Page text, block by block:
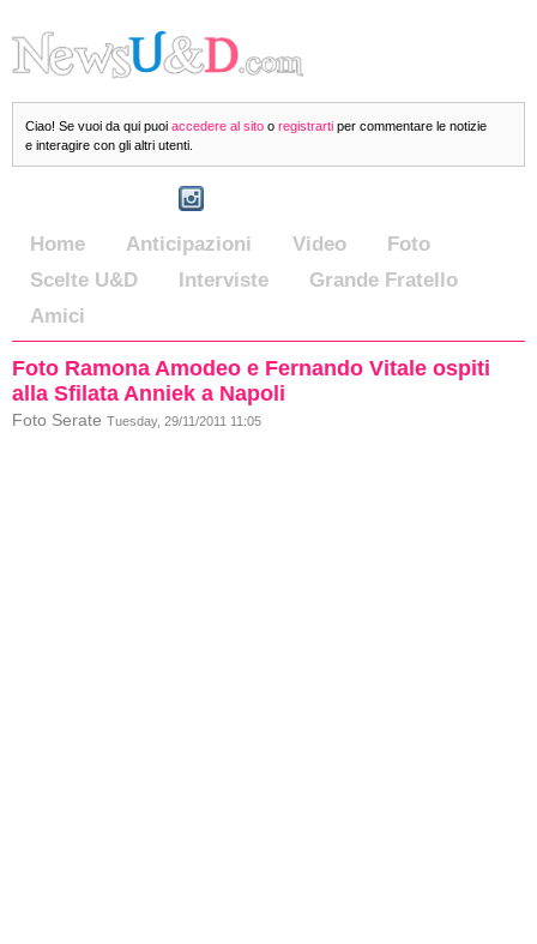
Ciao! Se vuoi da qui puoi accedere al sito o registrarti per commentare le notizie
e interagire con gli altri utenti.
Home Anticipazioni Video
Foto
Scelte U&D
Interviste
Grande Fratello
Amici
Foto Ramona Amodeo e Fernando Vitale ospiti
alla Sfilata Anniek a Napoli
Foto Serate Tuesday, 29/11/2011 11:05